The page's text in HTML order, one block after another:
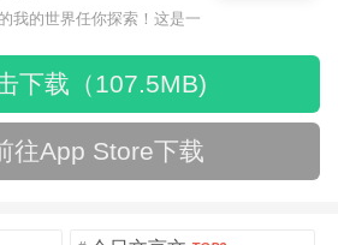
我的世界任你探索！这是一
下载（107.5MB)
往App Store下载